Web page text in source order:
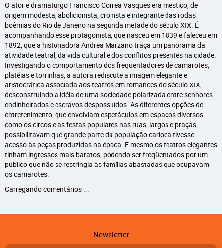
O ator e dramaturgo Francisco Correa Vasques era mestiço, de
origem modesta, abolicionista, cronista e integrante das rodas
boêmias do Rio de Janeiro na segunda metade do século XIX. É
acompanhando esse protagonista, que nasceu em 1839 e faleceu em
1892, que a historiadora Andrea Marzano traça um panorama da
atividade teatral, da vida cultural e dos conflitos presentes na cidade.
Investigando o comportamento dos freqüentadores de camarotes,
platéias e torrinhas, a autora rediscute a imagem elegante e
aristocrática associada aos teatros em romances do século XIX,
desconstruindo a idéia de uma sociedade polarizada entre senhores
endinheirados e escravos despossuídos. As diferentes opções de
entretenimento, que envolviam espetáculos em espaços diversos
como os circos e as festas populares nas ruas, largos e praças,
possibilitavam que grande parte da população carioca tivesse
acesso às peças produzidas na época. E mesmo os teatros elegantes
tinham ingressos mais baratos, podendo ser freqüentados por um
público que não se restringia às famílias abastadas que ocupavam
os camarotes.
Carregando comentários ...
Newsletter